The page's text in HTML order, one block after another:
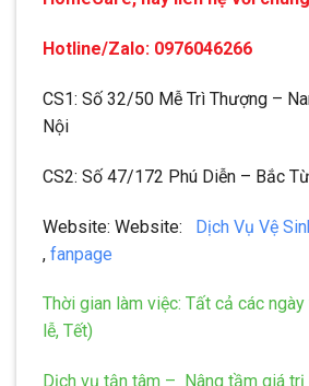
Hotline/Zalo: 0976046266
CS1: Số 32/50 Mễ Trì Thượng –
Nội
CS2: Số 47/172 Phú Diễn – Bắc
Website: Website:
Dịch Vụ Vệ
, fanpage
Thời gian làm việc: Tất cả các
lễ, Tết)
Dịch vụ tận tâm – Nâng tầm giá trị